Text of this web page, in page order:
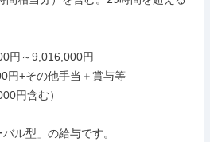
円～9,016,000円
円+その他手当＋賞与等
円含む）
ル型」の給与です。